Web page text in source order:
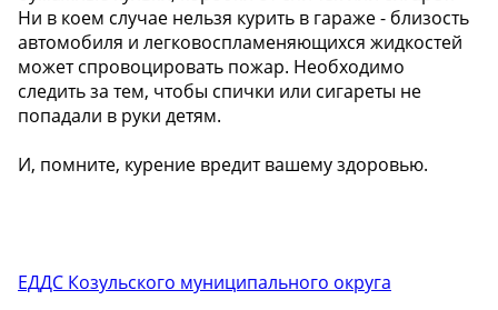
Ни в коем случае нельзя курить в гараже - близость
автомобиля и легковоспламеняющихся жидкостей
может спровоцировать пожар. Необходимо
следить за тем, чтобы спички или сигареты не
попадали в руки детям.
И, помните, курение вредит вашему здоровью.
ЕДДС Козульского муниципального округа